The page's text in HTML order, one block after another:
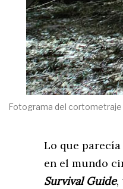
Fotograma del cortometraje
Lo que
en el mundo
Survival Guide,